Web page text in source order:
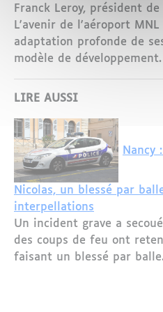
Franck Leroy, président
L'avenir de l'aéroport
adaptation profonde de
modèle de développement.
LIRE AUSSI
Nancy
Nicolas, un blessé par
interpellations
Un incident grave a
des coups de feu ont
faisant un blessé par